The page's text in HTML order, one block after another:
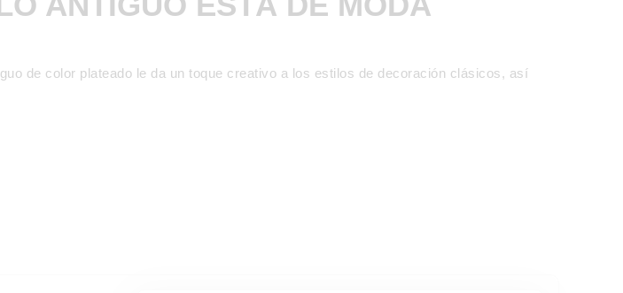
de color plateado le da un toque creativo a los estilos de decoración clásicos, así